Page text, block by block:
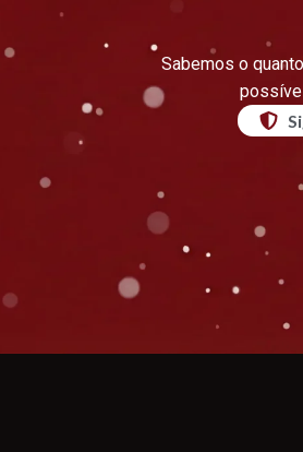
Sabemos o